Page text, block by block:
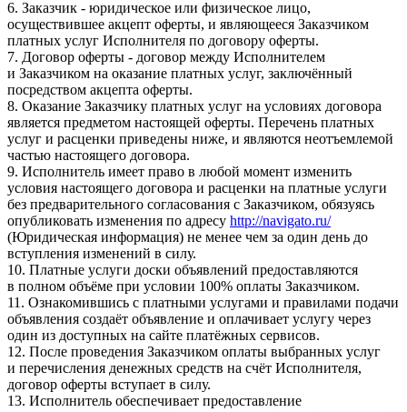
6. Заказчик - юридическое или физическое лицо,
осуществившее акцепт оферты, и являющееся Заказчиком
платных услуг Исполнителя по договору оферты.
7. Договор оферты - договор между Исполнителем
и Заказчиком на оказание платных услуг, заключённый
посредством акцепта оферты.
8. Оказание Заказчику платных услуг на условиях договора
является предметом настоящей оферты. Перечень платных
услуг и расценки приведены ниже, и являются неотъемлемой
частью настоящего договора.
9. Исполнитель имеет право в любой момент изменить
условия настоящего договора и расценки на платные услуги
без предварительного согласования с Заказчиком, обязуясь
опубликовать изменения по адресу http://navigato.ru/
(Юридическая информация) не менее чем за один день до
вступления изменений в силу.
10. Платные услуги доски объявлений предоставляются
в полном объёме при условии 100% оплаты Заказчиком.
11. Ознакомившись с платными услугами и правилами подачи
объявления создаёт объявление и оплачивает услугу через
один из доступных на сайте платёжных сервисов.
12. После проведения Заказчиком оплаты выбранных услуг
и перечисления денежных средств на счёт Исполнителя,
договор оферты вступает в силу.
13. Исполнитель обеспечивает предоставление